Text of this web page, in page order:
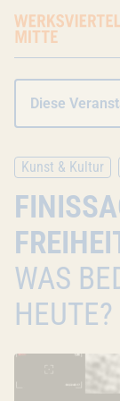
Diese
Kunst & Kultur
WAS
HEUTE?